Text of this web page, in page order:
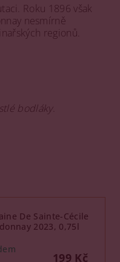
Roku 1896 však
nesmírně
regionů.
bodláky.
De Sainte-Cécile
2023, 0,75l
199 Kč